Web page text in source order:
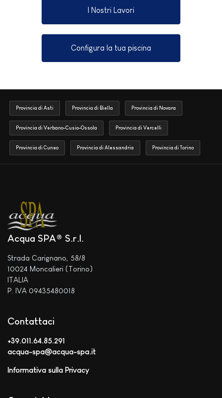
I Nostri Lavori
Configura la tua piscina
Provincia di Asti Provincia di Biella Provincia di Novara
Provincia di Verbano-Cusio-Ossola Provincia di Vercelli
Provincia di Cuneo Provincia di Alessandria Provincia di Torino
Acqua SPA® S.r.l.
Strada Carignano, 58/8
10024 Moncalieri (Torino)
ITALIA
P. IVA 09435480018
Contattaci
+39.011.64.85.291
acqua-spa@acqua-spa.it
Informativa sulla Privacy